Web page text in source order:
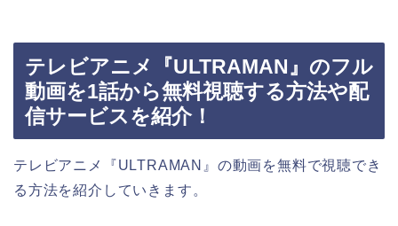
テレビアニメ『ULTRAMAN』のフル
動画を1話から無料視聴する方法や配
信サービスを紹介！
テレビアニメ『ULTRAMAN』の動画を無料で視聴でき
る方法を紹介していきます。